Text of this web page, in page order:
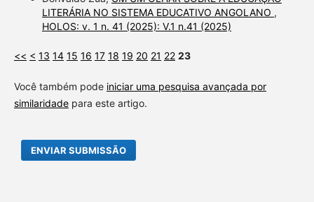
LITERÁRIA NO SISTEMA EDUCATIVO ANGOLANO ,
HOLOS: v. 1 n. 41 (2025): V.1 n.41 (2025)
<< < 13 14 15 16 17 18 19 20 21 22 23
Você também pode iniciar uma pesquisa avançada por
similaridadepara este artigo.
ENVIAR SUBMISSÃO